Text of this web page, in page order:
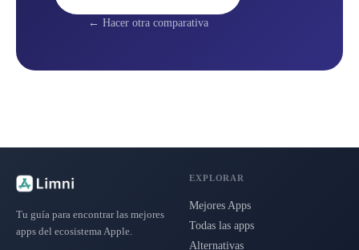
← Hacer otra comparativa
Tu guía para encontrar las mejores
apps del ecosistema Apple.
EXPLORAR
Mejores Apps
Todas las apps
Alternativas